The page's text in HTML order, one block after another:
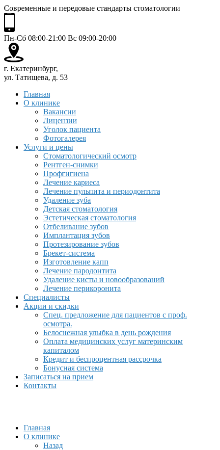
Современные и передовые стандарты стоматологии
Пн-Сб 08:00-21:00 Вс 09:00-20:00
г. Екатеринбург,
ул. Татищева, д. 53
Главная
О клинике
Вакансии
Лицензии
Уголок пациента
Фотогалерея
Услуги и цены
Стоматологический осмотр
Рентген-снимки
Профгигиена
Лечение кариеса
Лечение пульпита и периодонтита
Удаление зуба
Детская стоматология
Эстетическая стоматология
Отбеливание зубов
Имплантация зубов
Протезирование зубов
Брекет-система
Изготовление капп
Лечение пародонтита
Удаление кисты и новообразований
Лечение перикоронита
Специалисты
Акции и скидки
Спец. предложение для пациентов с проф.
осмотра.
Белоснежная улыбка в день рождения
Оплата медицинских услуг материнским
капиталом
Кредит и беспроцентная рассрочка
Бонусная система
Записаться на прием
Контакты
Главная
О клинике
Назад